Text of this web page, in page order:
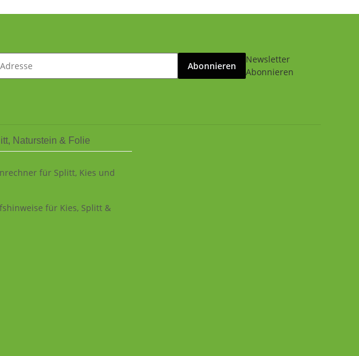
Abonnieren
Newsletter
Abonnieren
Naturstein & Folie
für Splitt, Kies und
für Kies, Splitt &